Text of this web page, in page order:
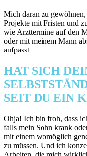
Mich daran zu
Projekte mit Fristen und
wie Arzttermine auf den
oder mit meinem Mann
aufpasst.
HAT SICH
SEIT DU EIN
Ohja! Ich bin froh, dass
falls mein Sohn krank
mit einem womöglich
zu müssen. Und ich
Arbeiten, die mich